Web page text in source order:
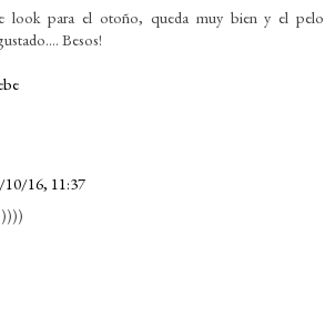
look para el otoño, queda muy bien y el pelo
Besos!
10/16, 11:37